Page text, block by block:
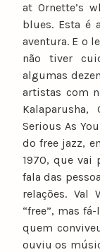
at Ornette’s
blues. Esta é
aventura. E o
não tiver
algumas
artistas com
Serious As
do free jazz,
1970, que vai
fala das
relações. Val
“free”, mas
quem
ouviu os